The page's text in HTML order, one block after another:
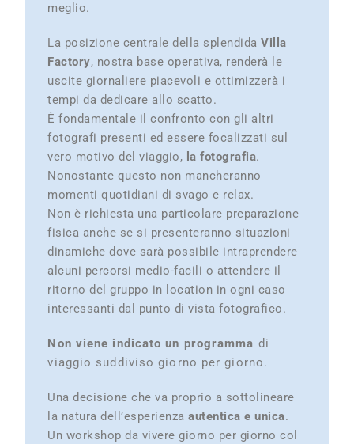
meglio.
La posizione centrale della splendidaVilla
Factory, nostra base operativa, renderà le
uscite giornaliere piacevoli e ottimizzerà i
tempi da dedicare allo scatto.
È fondamentale il confronto con gli altri
fotografi presenti ed essere focalizzati sul
vero motivo del viaggio, la fotografia.
Nonostante questo non mancheranno
momenti quotidiani di svago e relax.
Non è richiesta una particolare preparazione
fisica anche se si presenteranno situazioni
dinamiche dove sarà possibile intraprendere
alcuni percorsi medio-facili o attendere il
ritorno del gruppo in location in ogni caso
interessanti dal punto di vista fotografico.
N on viene indicato un programma di
viaggio suddiviso giorno per giorno.
Una decisione che va proprio a sottolineare
la natura dell’esperienza autentica e unica.
Un workshop da vivere giorno per giorno col